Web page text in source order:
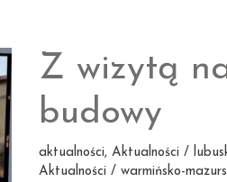
BGK
dla
JST
Z wizytą
budowy
aktualności, Aktualności /
Aktualności / warmińsko-